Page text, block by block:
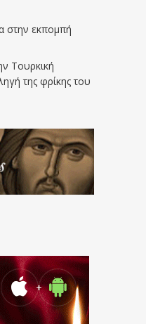
στην εκπομπή
Τουρκική
της φρίκης του